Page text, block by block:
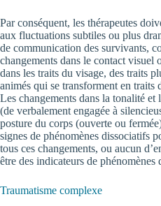
Par conséquent, les thérapeutes
aux fluctuations subtiles ou plus
de communication des survivants,
changements dans le contact visuel
dans les traits du visage, des traits
animés qui se transforment en traits
Les changements dans la tonalité et
(de verbalement engagée à
posture du corps (ouverte ou
signes de phénomènes dissociatifs
tous ces changements, ou aucun
être des indicateurs de phénomènes
Traumatisme complexe